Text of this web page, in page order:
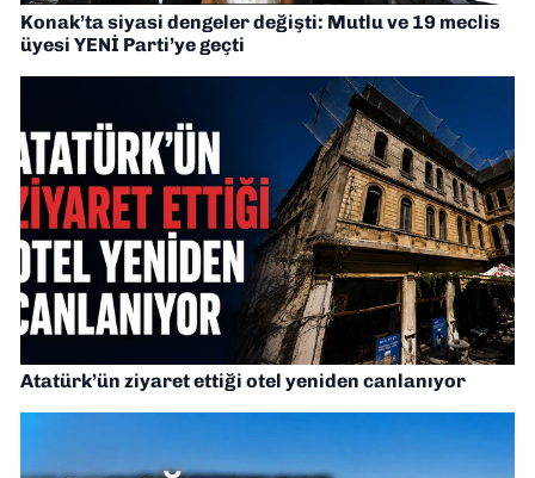
Konak’ta siyasi dengeler değişti: Mutlu ve 19 meclis
üyesi YENİ Parti’ye geçti
Atatürk’ün ziyaret ettiği otel yeniden canlanıyor